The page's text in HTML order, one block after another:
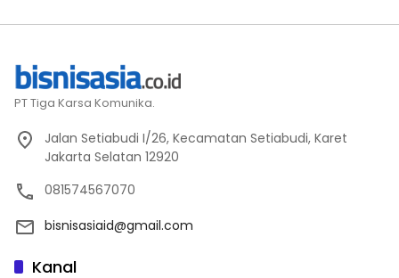
PT Tiga Karsa Komunika.
Jalan Setiabudi I/26, Kecamatan Setiabudi, Karet
Jakarta Selatan 12920
081574567070
bisnisasiaid@gmail.com
Kanal